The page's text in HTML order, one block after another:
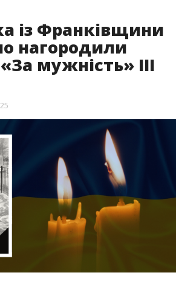
із Франківщини
нагородили
мужність» III